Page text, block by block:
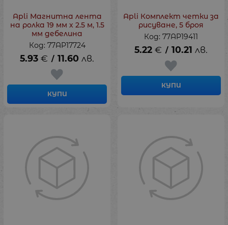
Apli Магнитна лента
на ролка 19 мм х 2.5 м, 1.5
мм дебелина
Код: 77AP17724
5.93 € / 11.60 лв.
КУПИ
Apli Комплект четки за
рисуване, 5 броя
Код: 77AP19411
5.22 € / 10.21 лв.
КУПИ